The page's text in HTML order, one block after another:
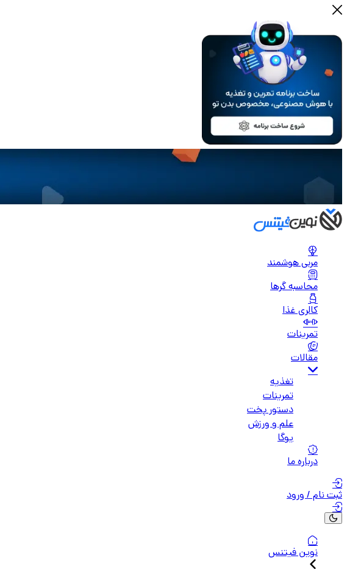
مربی هوشمند
محاسبه گرها
کالری غذا
تمرینات
مقالات
تغذیه
تمرینات
دستور پخت
علم و ورزش
یوگا
درباره ما
ثبت نام / ورود
نوین فیتنس